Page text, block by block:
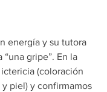
energía y su tutora
gripe”. En la
(coloración
piel) y confirmamos